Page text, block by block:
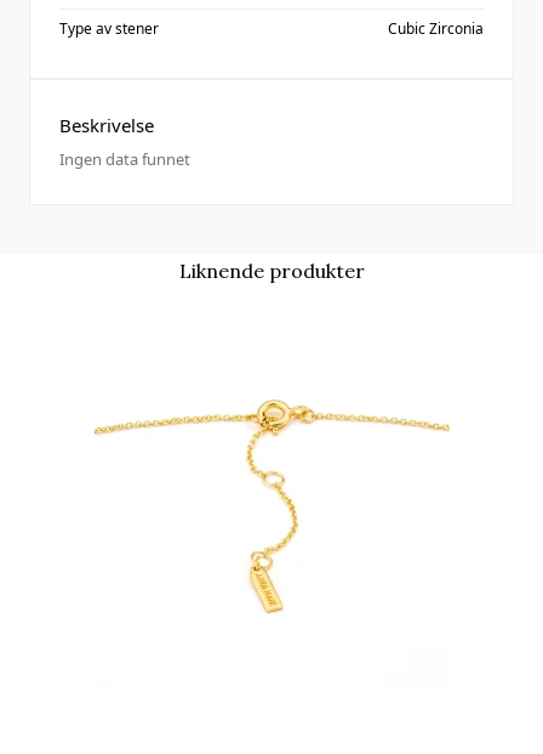
Beskrivelse
Ingen data funnet
Type av stener
Cubic Zirconia
Liknende produkter